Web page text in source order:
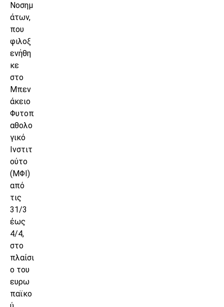
Νοσημ
άτων,
που
φιλοξ
ενήθη
κε
στο
Μπεν
άκειο
Φυτοπ
αθολο
γικό
Ινστιτ
ούτο
(ΜΦΙ)
από
τις
31/3
έως
4/4,
στο
πλαίσι
ο του
ευρω
παϊκο